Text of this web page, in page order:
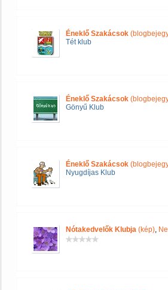
Éneklő Szakácsok
Tét klub
Éneklő Szakácsok
Gönyű Klub
Éneklő Szakácsok
Nyugdíjas Klub
Nótakedvelők Klubja (kép),